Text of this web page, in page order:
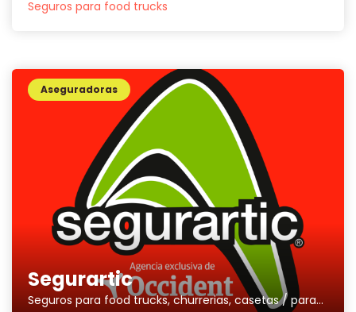
Seguros para food trucks
Segurartic
Seguros para food trucks, churrerias, casetas / paradas de comida, venta ambulante...
Aseguradoras